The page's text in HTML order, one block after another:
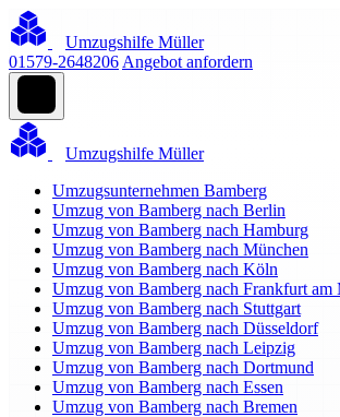
Umzugshilfe Müller
01579-2648206 Angebot anfordern
Umzugshilfe Müller
Umzugsunternehmen Bamberg
Umzug von Bamberg nach Berlin
Umzug von Bamberg nach Hamburg
Umzug von Bamberg nach München
Umzug von Bamberg nach Köln
Umzug von Bamberg nach Frankfurt am
Umzug von Bamberg nach Stuttgart
Umzug von Bamberg nach Düsseldorf
Umzug von Bamberg nach Leipzig
Umzug von Bamberg nach Dortmund
Umzug von Bamberg nach Essen
Umzug von Bamberg nach Bremen